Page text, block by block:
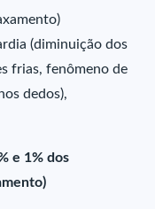
(diminuição dos
frias, fenômeno de
dedos),
e 1% dos